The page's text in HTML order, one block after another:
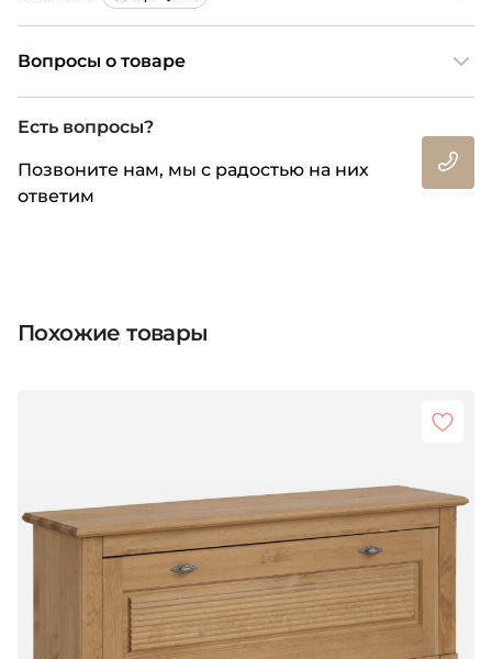
Вопросы о товаре
Есть вопросы?
Позвоните нам, мы с радостью на них
ответим
Похожие товары